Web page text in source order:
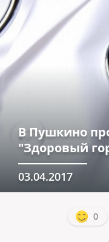
В Пушкино
"Здоровый
03.04.2017
0